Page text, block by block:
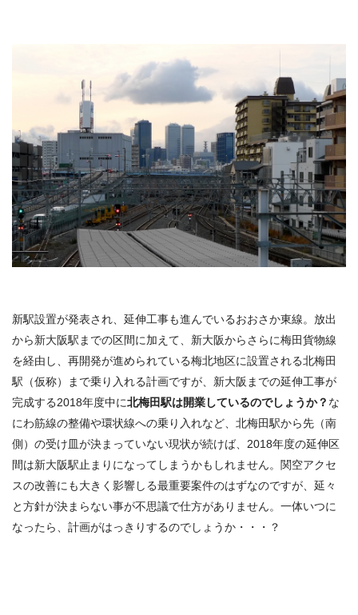
新駅設置が発表され、延伸工事も進んでいるおおさか東線。放出
から新大阪駅までの区間に加えて、新大阪からさらに梅田貨物線
を経由し、再開発が進められている梅北地区に設置される北梅田
駅（仮称）まで乗り入れる計画ですが、新大阪までの延伸工事が
完成する2018年度中に北梅田駅は開業しているのでしょうか？ な
にわ筋線の整備や環状線への乗り入れなど、北梅田駅から先（南
側）の受け皿が決まっていない現状が続けば、2018年度の延伸区
間は新大阪駅止まりになってしまうかもしれません。関空アクセ
スの改善にも大きく影響しる最重要案件のはずなのですが、延々
と方針が決まらない事が不思議で仕方がありません。一体いつに
なったら、計画がはっきりするのでしょうか・・・？